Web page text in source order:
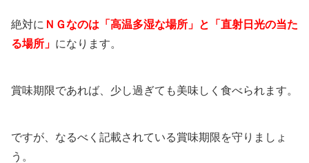
絶対に ＮＧなのは「高温多湿な場所」と「直射日光の当た
る場所」 になります。
賞味期限であれば、少し過ぎても美味しく食べられます。
ですが、なるべく記載されている賞味期限を守りましょ
う。